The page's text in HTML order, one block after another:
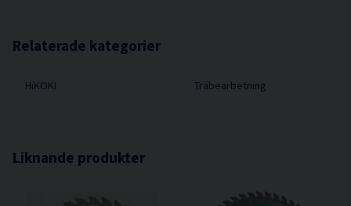
Relaterade kategorier
HiKOKI Träbearbetning
Liknande produkter